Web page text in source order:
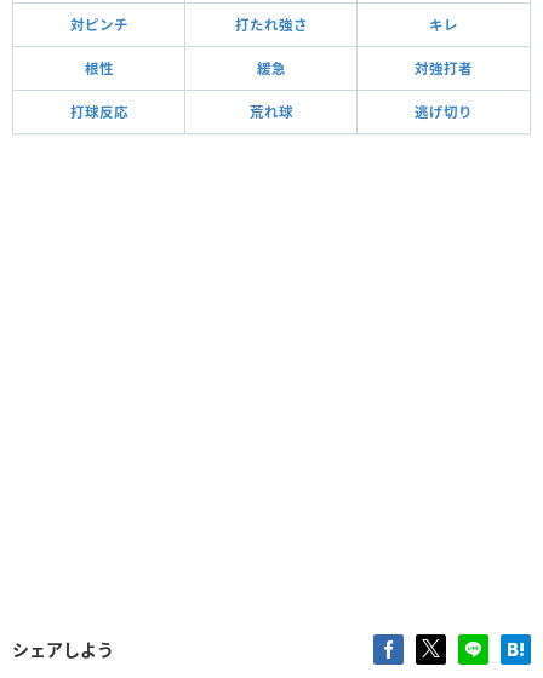
対ピンチ 打たれ強さ キレ
根性 緩急 対強打者
打球反応 荒れ球 逃げ切り
シェアしよう